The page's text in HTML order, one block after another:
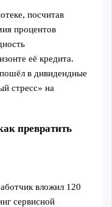
посчитав
процентов
её кредита.
в дивидендные
стресс» на
превратить
вложил 120
сервисной